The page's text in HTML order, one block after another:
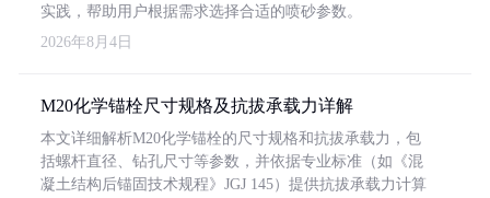
实践，帮助用户根据需求选择合适的喷砂参数。
2026年8月4日
M20化学锚栓尺寸规格及抗拔承载力详解
本文详细解析M20化学锚栓的尺寸规格和抗拔承载力，包
括螺杆直径、钻孔尺寸等参数，并依据专业标准（如《混
凝土结构后锚固技术规程》JGJ 145）提供抗拔承载力计算